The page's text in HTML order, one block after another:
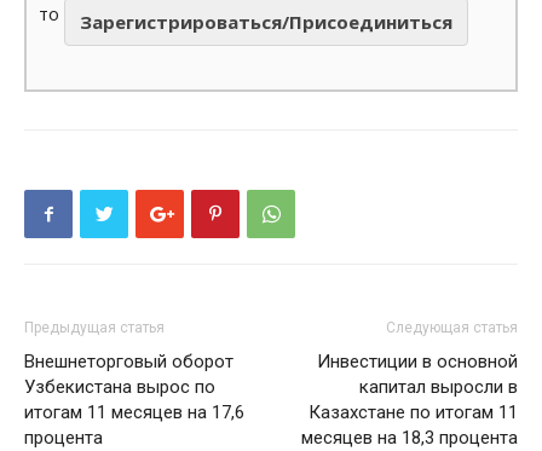
то
Зарегистрироваться/Присоединиться
Предыдущая статья
Внешнеторговый оборот
Узбекистана вырос по
итогам 11 месяцев на 17,6
процента
Следующая статья
Инвестиции в основной
капитал выросли в
Казахстане по итогам 11
месяцев на 18,3 процента